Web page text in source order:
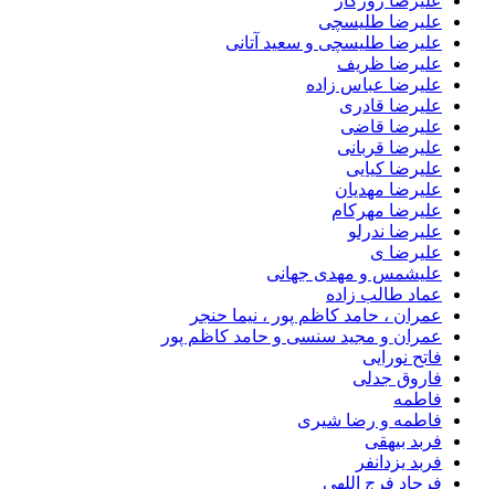
علیرضا طلیسچی
علیرضا طلیسچی و سعید آتانی
علیرضا ظریف
علیرضا عباس زاده
علیرضا قادری
علیرضا قاضی
علیرضا قربانی
علیرضا کیایی
علیرضا مهدیان
علیرضا مهرکام
علیرضا ندرلو
علیرضا ی
علیشمس و مهدی جهانی
عماد طالب زاده
عمران ، حامد کاظم پور ، نیما حنجر
عمران و مجید سنسی و حامد کاظم پور
فاتح نورایی
فاروق جدلی
فاطمه
فاطمه و رضا شیری
فربد بیهقی
فربد یزدانفر
فرجاد فرج اللهی